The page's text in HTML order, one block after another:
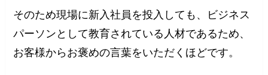
そのため現場に新入社員を投入しても、ビジネス
パーソンとして教育されている人材であるため、
お客様からお褒めの言葉をいただくほどです。